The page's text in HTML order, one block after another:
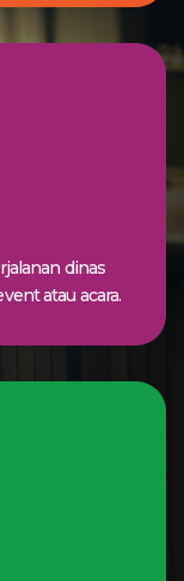
dinas
atau acara.